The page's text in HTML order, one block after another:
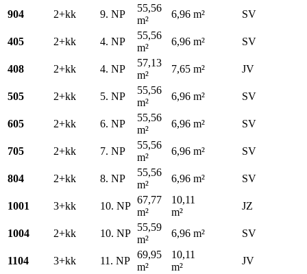
904 2+kk 9. NP
55,56
m²
6,96 m² SV
405 2+kk 4. NP
55,56
m²
6,96 m² SV
408 2+kk 4. NP
57,13
m²
7,65 m² JV
505 2+kk 5. NP
55,56
m²
6,96 m² SV
605 2+kk 6. NP
55,56
m²
6,96 m² SV
705 2+kk 7. NP
55,56
m²
6,96 m² SV
804 2+kk 8. NP
55,56
m²
6,96 m² SV
1001 3+kk 10. NP
67,77
m²
10,11
m²
JZ
1004 2+kk 10. NP
55,59
m²
6,96 m² SV
1104 3+kk 11. NP
69,95
m²
10,11
m²
JV